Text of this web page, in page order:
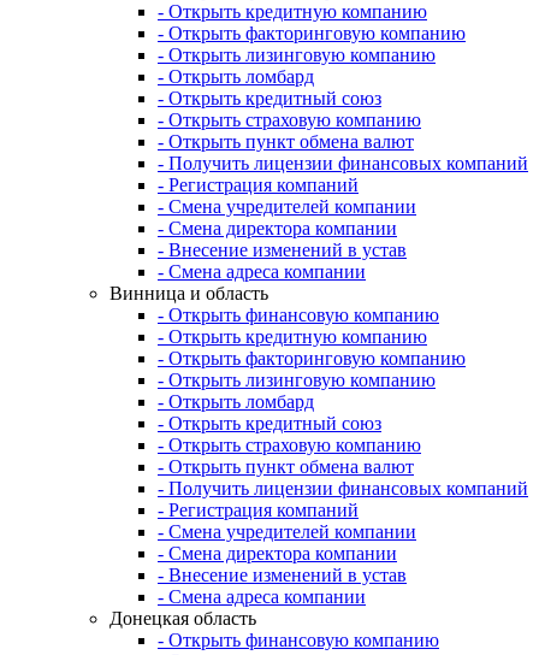
- Открыть кредитную компанию
- Открыть факторинговую компанию
- Открыть лизинговую компанию
- Открыть ломбард
- Открыть кредитный союз
- Открыть страховую компанию
- Открыть пункт обмена валют
- Получить лицензии финансовых компаний
- Регистрация компаний
- Смена учредителей компании
- Смена директора компании
- Внесение изменений в устав
- Смена адреса компании
Винница и область
- Открыть финансовую компанию
- Открыть кредитную компанию
- Открыть факторинговую компанию
- Открыть лизинговую компанию
- Открыть ломбард
- Открыть кредитный союз
- Открыть страховую компанию
- Открыть пункт обмена валют
- Получить лицензии финансовых компаний
- Регистрация компаний
- Смена учредителей компании
- Смена директора компании
- Внесение изменений в устав
- Смена адреса компании
Донецкая область
- Открыть финансовую компанию